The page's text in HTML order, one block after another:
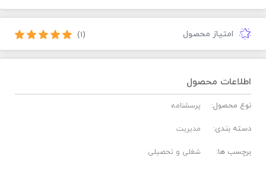
امتیاز محصول (1)
اطلاعات محصول
نوع محصول: پرسشنامه
دسته بندی: مدیریت
برچسب ها: شغلی و تحصیلی